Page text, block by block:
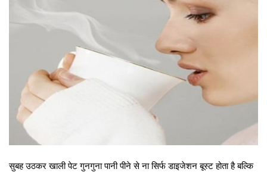
सुबह उठकर खाली पेट गुनगुना पानी पीने से ना सिर्फ डाइजेशन बूस्ट होता है बल्कि